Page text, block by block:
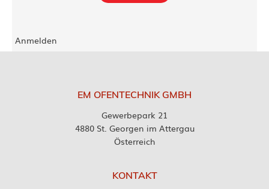
Anmelden
EM OFENTECHNIK GMBH
Gewerbepark 21
4880 St. Georgen im Attergau
Österreich
KONTAKT